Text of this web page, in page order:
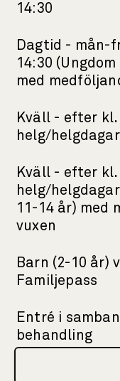
14:30
Dagtid - mån-
14:30
med
Kväll - efter kl.
helg/helgdagar
Kväll - efter kl.
helg/
11-14 år) med
vuxen
Barn (2-10 år)
Familjepass
Entré i
behandling